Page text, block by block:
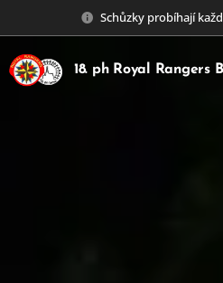
Schůzky probíhají
18. ph Royal Rangers